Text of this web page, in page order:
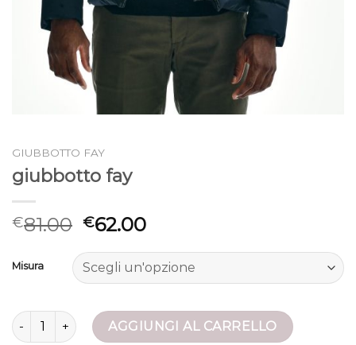
GIUBBOTTO FAY
giubbotto fay
€81.00 €62.00
Misura
giubbotto fay quantitàAGGIUNGI AL CARRELLO